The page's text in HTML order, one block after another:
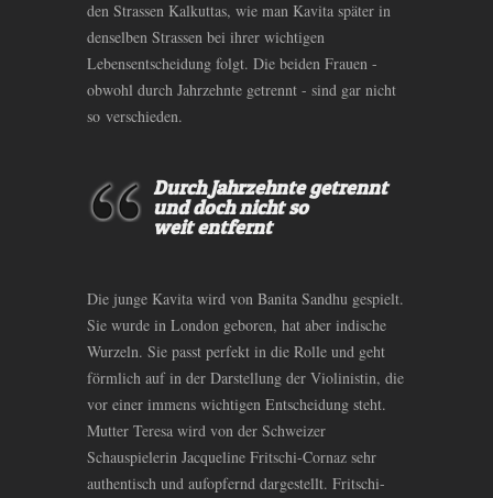
den Strassen Kalkuttas, wie man Kavita später in
denselben Strassen bei ihrer wichtigen
Lebensentscheidung folgt. Die beiden Frauen -
obwohl durch Jahrzehnte getrennt - sind gar nicht
so verschieden.
Durch Jahrzehnte getrennt
und doch nicht so
weit entfernt
Die junge Kavita wird von Banita Sandhu gespielt.
Sie wurde in London geboren, hat aber indische
Wurzeln. Sie passt perfekt in die Rolle und geht
förmlich auf in der Darstellung der Violinistin, die
vor einer immens wichtigen Entscheidung steht.
Mutter Teresa wird von der Schweizer
Schauspielerin Jacqueline Fritschi-Cornaz sehr
authentisch und aufopfernd dargestellt. Fritschi-